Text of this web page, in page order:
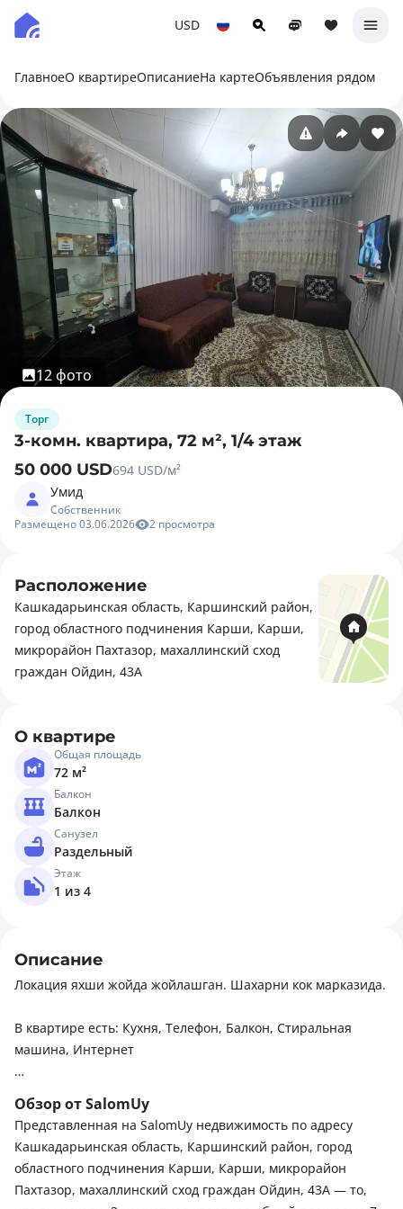
USD
ГлавноеО квартиреОписаниеНа картеОбъявления рядом
12 фото
Торг
3-комн. квартира, 72 м², 1/4 этаж
50 000 USD694 USD/м²
Умид
Собственник
Размещено 03.06.2026
2 просмотра
Расположение
Кашкадарьинская область, Каршинский район,
город областного подчинения Карши, Карши,
микрорайон Пахтазор, махаллинский сход
граждан Ойдин, 43А
О квартире
Общая площадь
72 м²
Балкон
Балкон
Санузел
Раздельный
Этаж
1 из 4
Описание
Локация яхши жойда жойлашган. Шахарни кок марказида.
В квартире есть: Кухня, Телефон, Балкон, Стиральная
машина, Интернет
Остановки, Больница, поликлиника, Супермаркет,
магазины, Парк, зелёная зона, Школа, Развлекательные
заведения, Детская площадка
Обзор от SalomUy
Представленная на SalomUy недвижимость по адресу
Кашкадарьинская область, Каршинский район, город
областного подчинения Карши, Карши, микрорайон
Пахтазор, махаллинский сход граждан Ойдин, 43А — то,